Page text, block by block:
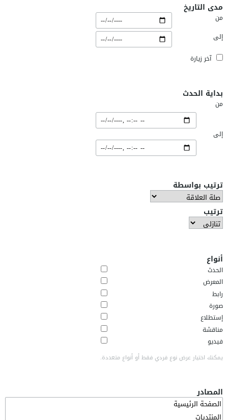
مدى التاريخ
من
إلى
آخر زيارة
بداية الحدث
من
إلى
ترتيب بواسطة
ترتيب
أنواع
الحدث
المعرض
رابط
صورة
إستطلاع
مناقشة
فيديو
يمكنك اختيار عرض نوع فردي فقط أو أنواع متعددة.
المصادر